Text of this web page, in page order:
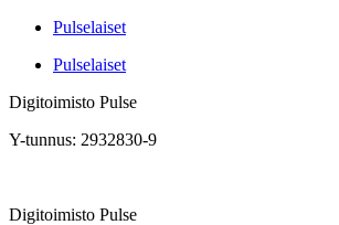
Pulselaiset
Pulselaiset
Digitoimisto Pulse
Y-tunnus: 2932830-9
Digitoimisto Pulse